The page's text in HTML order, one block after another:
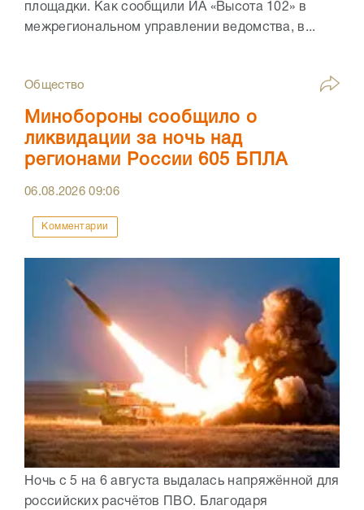
площадки. Как сообщили ИА «Высота 102» в
межрегиональном управлении ведомства, в...
Общество
Минобороны сообщило о
ликвидации за ночь над
регионами России 605 БПЛА
06.08.202609:06
Комментарии
Ночь с 5 на 6 августа выдалась напряжённой для
российских расчётов ПВО. Благодаря